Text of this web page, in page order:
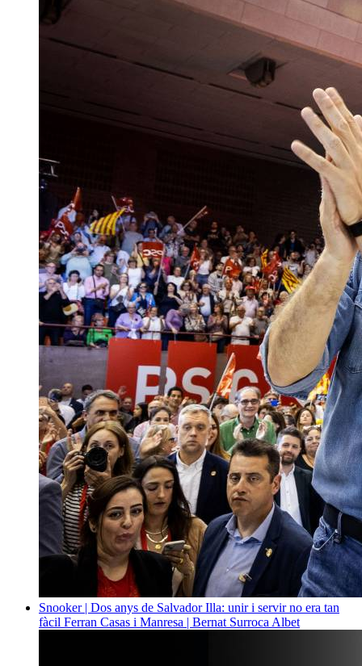
Snooker | Dos anys de Salvador Illa: unir i servir no era tan
fàcil Ferran Casas i Manresa | Bernat Surroca Albet